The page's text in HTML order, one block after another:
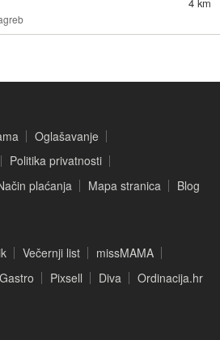
Oglašavanje
Politika privatnosti
plaćanja Mapa stranica Blog
Večernji list
missMAMA
Gastro Pixsell Diva Ordinacija.hr